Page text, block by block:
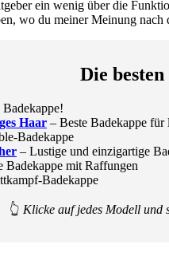
ein wenig über die
wo du meiner Meinung nach
Die
Badekappe!
Haar – Beste Badekappe für
Badekappe
– Lustige und einzigartige
Badekappe mit Raffungen
Badekappe
👆 Klicke auf jedes Modell und